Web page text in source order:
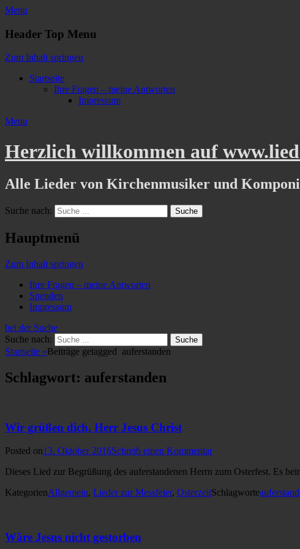
Menu
Header Top Menu
Zum Inhalt springen
Startseite
Ihre Fragen – meine Antworten
Impressum
Menu
Herzlich willkommen auf
Alle Lieder von Kirchenmusiker und
Suche nach:
Hauptmenü
Zum Inhalt springen
Ihre Fragen – meine Antworten
Spenden
Impressum
bei der Suche
Suche nach:
Startseite »Beiträge getagged auferstanden
Schlagwort: auferstanden
Wir grüßen dich, Herr Jesus Christ
Posted on13. Oktober 2016Schreib einen Kommentar
Dieses Lied zur Begrüßung des auferstandenen Herrn zum Osterfest. Es
KategorienAllgemein, Lieder zur Messfeier, OsterzeitSchlagworte
Wäre Jesus nicht gestorben